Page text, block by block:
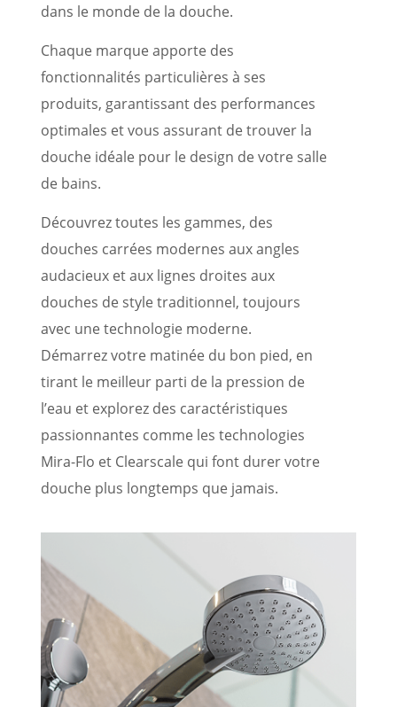
dans le monde de la douche.
Chaque marque apporte des
fonctionnalités particulières à ses
produits, garantissant des performances
optimales et vous assurant de trouver la
douche idéale pour le design de votre salle
de bains.
Découvrez toutes les gammes, des
douches carrées modernes aux angles
audacieux et aux lignes droites aux
douches de style traditionnel, toujours
avec une technologie moderne.
Démarrez votre matinée du bon pied, en
tirant le meilleur parti de la pression de
l’eau et explorez des caractéristiques
passionnantes comme les technologies
Mira-Flo et Clearscale qui font durer votre
douche plus longtemps que jamais.